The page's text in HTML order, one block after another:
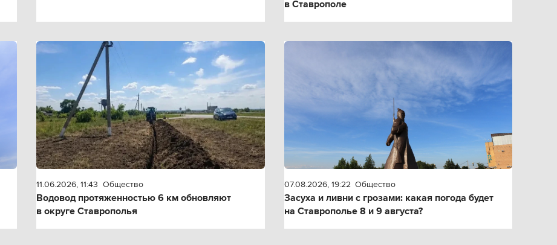
в Ставрополе
11.06.2026, 11:43 Общество
Водовод протяженностью 6 км обновляют
в округе Ставрополья
07.08.2026, 19:22 Общество
Засуха и ливни с грозами: какая погода будет
на Ставрополье 8 и 9 августа?